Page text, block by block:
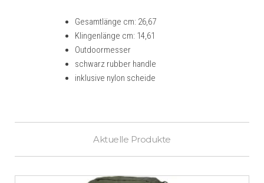
Gesamtlänge cm: 26,67
Klingenlänge cm: 14,61
Outdoormesser
schwarz rubber handle
inklusive nylon scheide
Aktuelle Produkte